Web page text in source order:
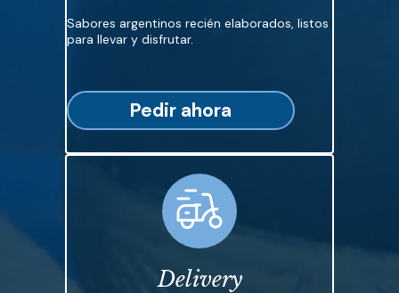
Sabores argentinos recién elaborados, listos
para llevar y disfrutar.
Pedir ahora
Delivery